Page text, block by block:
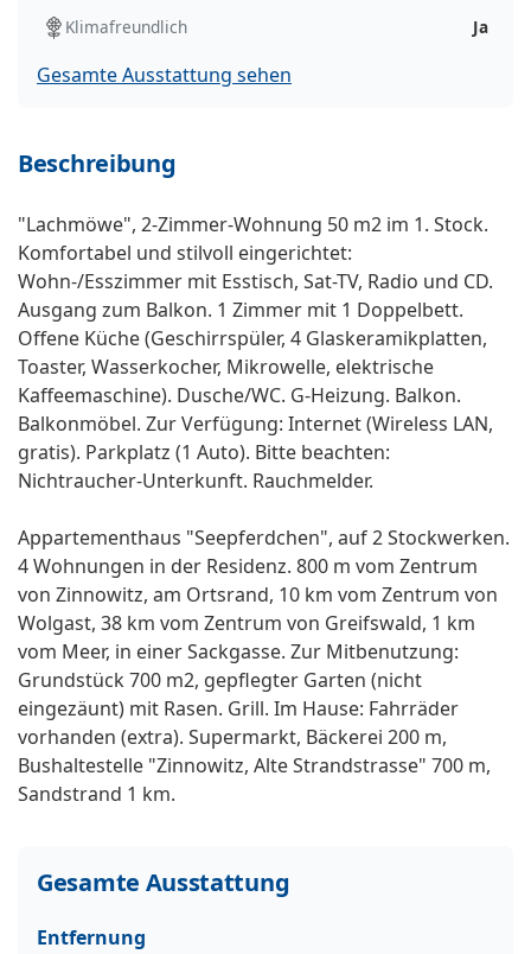
Klimafreundlich
Ja
Gesamte Ausstattung sehen
Beschreibung
"Lachmöwe", 2-Zimmer-Wohnung 50 m2 im 1. Stock.
Komfortabel und stilvoll eingerichtet:
Wohn-/Esszimmer mit Esstisch, Sat-TV, Radio und CD.
Ausgang zum Balkon. 1 Zimmer mit 1 Doppelbett.
Offene Küche (Geschirrspüler, 4 Glaskeramikplatten,
Toaster, Wasserkocher, Mikrowelle, elektrische
Kaffeemaschine). Dusche/WC. G-Heizung. Balkon.
Balkonmöbel. Zur Verfügung: Internet (Wireless LAN,
gratis). Parkplatz (1 Auto). Bitte beachten:
Nichtraucher-Unterkunft. Rauchmelder.
Appartementhaus "Seepferdchen", auf 2 Stockwerken.
4 Wohnungen in der Residenz. 800 m vom Zentrum
von Zinnowitz, am Ortsrand, 10 km vom Zentrum von
Wolgast, 38 km vom Zentrum von Greifswald, 1 km
vom Meer, in einer Sackgasse. Zur Mitbenutzung:
Grundstück 700 m2, gepflegter Garten (nicht
eingezäunt) mit Rasen. Grill. Im Hause: Fahrräder
vorhanden (extra). Supermarkt, Bäckerei 200 m,
Bushaltestelle "Zinnowitz, Alte Strandstrasse" 700 m,
Sandstrand 1 km.
Gesamte Ausstattung
Entfernung